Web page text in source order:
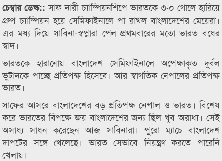
চেম্বার ডেস্ক::সাফ নারী চ্যাম্পিয়নশিপে ভারতকে ৩-০ গোলে হারিয়ে
গ্রুপ চ্যাম্পিয়ন হয়ে সেমিফাইনালে পা রাখল বাংলাদেশের মেয়েরা।
এর মধ্য দিয়ে সাবিনা-স্বপ্নারা পেল প্রথমবারের মতো ভারত বধের
স্বাদ।
ভারতকে হারানোয় বাংলাদেশ সেমিফাইনালে অপেক্ষাকৃত দুর্বল
ভুটানকে পাচ্ছে প্রতিপক্ষ হিসেবে। আর স্বাগতিক নেপালের প্রতিপক্ষ
ভারত।
সাফের আসরে বাংলাদেশের বড় প্রতিপক্ষ নেপাল ও ভারত। বিশেষ
করে ভারতের বিপক্ষে জয় বাংলাদেশের জন্য ছিল খুব অরাধ্য। সেই
অসাধ্য সাধন করেছেন আজ সাবিনারা। পুরো ম্যাচে বাংলাদেশ
দাপটের সঙ্গে খেলেছে। ভারত সেভাবে নিয়ন্ত্রণ করতে পারেনি
খেলায়।